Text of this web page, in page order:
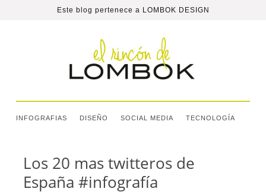
Este blog pertenece a LOMBOK DESIGN
INFOGRAFIAS DISEÑO SOCIAL MEDIA TECNOLOGÍA
Los 20 mas twitteros de
España #infografía